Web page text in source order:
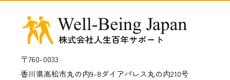
〒760-0033
香川県高松市丸の内9-8ダイアパレス丸の内210号